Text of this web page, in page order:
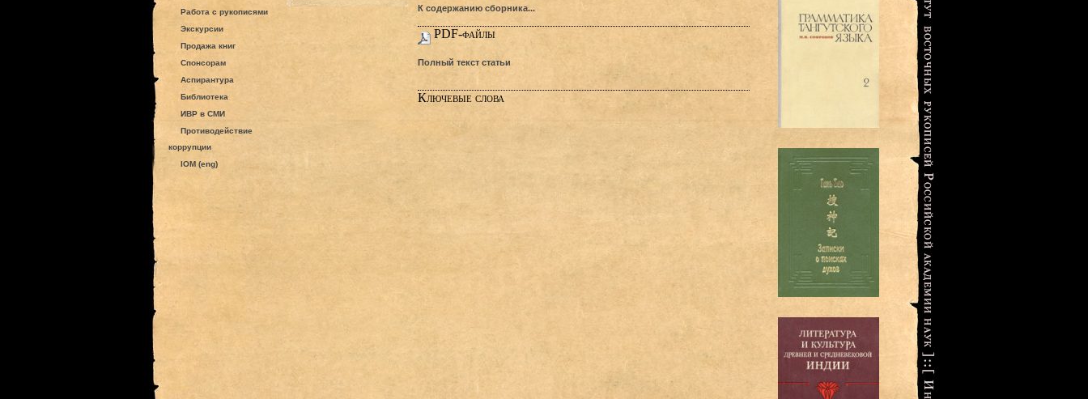
Работа с рукописями
Экскурсии
Продажа книг
Спонсорам
Аспирантура
Библиотека
ИВР в СМИ
Противодействие
коррупции
IOM (eng)
К содержанию сборника...
PDF-файлы
Полный текст статьи
Ключевые слова